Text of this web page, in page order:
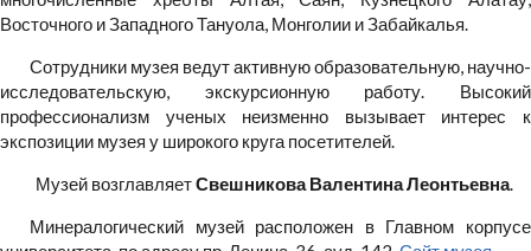
Восточного и Западного Тануола, Монголии и Забайкалья.
Сотрудники музея ведут активную образовательную, научно-
исследовательскую, экскурсионную работу. Высокий
профессионализм ученых неизменно вызывает интерес к
экспозиции музея у широкого круга посетителей.
Музей возглавляетСвешникова Валентина Леонтьевна.
Минералогический музей расположен в Главном корпусе